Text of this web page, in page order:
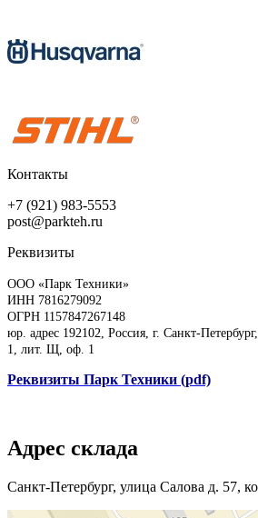
Контакты
+7 (921) 983-5553
post@parkteh.ru
Реквизиты
ООО «Парк Техники»
ИНН 7816279092
ОГРН 1157847267148
юр. адрес 192102, Россия, г. Санкт-
1, лит. Щ, оф. 1
Реквизиты Парк Техники (pdf)
Адрес склада
Санкт-Петербург, улица Салова д. 57,